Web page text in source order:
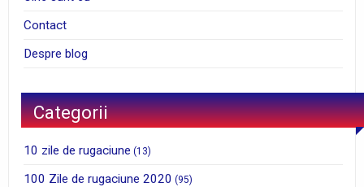
Contact
Despre blog
Categorii
10 zile de rugaciune (13)
100 Zile de rugaciune 2020 (95)